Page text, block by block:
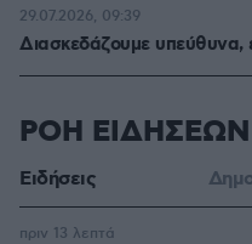
Διασκεδάζουμε υπεύθυνα,
29.07.2026, 09:39
ΡΟΗ ΕΙΔΗΣΕΩΝ
Ειδήσεις
πριν 13 λεπτά